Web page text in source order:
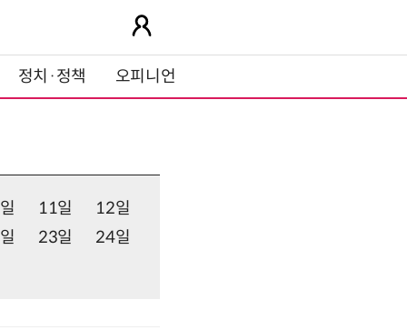
정치·정책 오피니언
11일
12일
23일
24일